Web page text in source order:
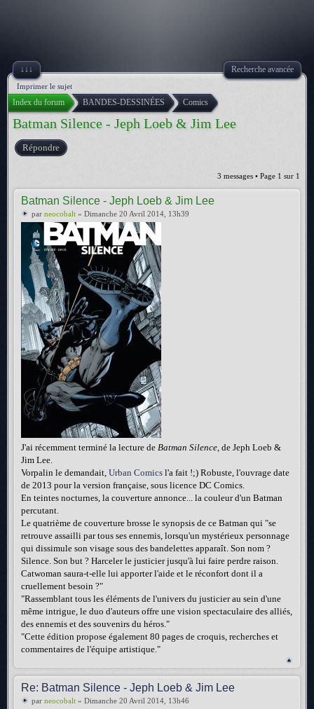
↓↓↓ Recherche avancée
Imprimer le sujet
Index du forum BANDES-DESSINÉES Comics
Batman Silence - Jeph Loeb & Jim Lee
Répondre
3 messages • Page 1 sur 1
Batman Silence - Jeph Loeb & Jim Lee
par neocobalt » Dimanche 20 Avril 2014, 13h39
J'ai récemment terminé la lecture de Batman Silence, de Jeph Loeb &
Jim Lee.
Vorpalin le demandait, Urban Comics l'a fait !;) Robuste, l'ouvrage date
de 2013 pour la version française, sous licence DC Comics.
En teintes nocturnes, la couverture annonce... la couleur d'un Batman
percutant.
Le quatrième de couverture brosse le synopsis de ce Batman qui "se
retrouve assailli par tous ses ennemis, lorsqu'un mystérieux personnage
qui dissimule son visage sous des bandelettes apparaît. Son nom ?
Silence. Son but ? Harceler le justicier jusqu'à lui faire perdre raison.
Catwoman saura-t-elle lui apporter l'aide et le réconfort dont il a
cruellement besoin ?"
"Rassemblant tous les éléments de l'univers du justicier au sein d'une
même intrigue, le duo d'auteurs offre une vision spectaculaire des alliés,
des ennemis et des souvenirs du héros."
"Cette édition propose également 80 pages de croquis, recherches et
commentaires de l'équipe artistique."
Re: Batman Silence - Jeph Loeb & Jim Lee
par neocobalt » Dimanche 20 Avril 2014, 13h46